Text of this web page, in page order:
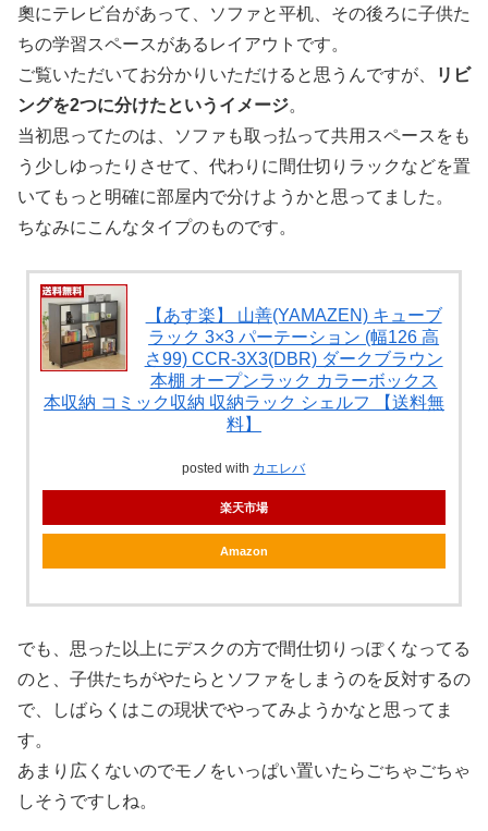
奧にテレビ台があって、ソファと平机、その後ろに子供た
ちの学習スペースがあるレイアウトです。
ご覧いただいてお分かりいただけると思うんですが、
リビ
ングを2つに分けたというイメージ。
当初思ってたのは、ソファも取っ払って共用スペースをも
う少しゆったりさせて、代わりに間仕切りラックなどを置
いてもっと明確に部屋内で分けようかと思ってました。
ちなみにこんなタイプのものです。
【あす楽】 山善(YAMAZEN) キューブ
ラック 3×3 パーテーション (幅126 高
さ99) CCR-3X3(DBR) ダークブラウン
本棚 オープンラック カラーボックス
本収納 コミック収納 収納ラック シェルフ 【送料無
料】
posted with カエレバ
楽天市場
Amazon
でも、思った以上にデスクの方で間仕切りっぽくなってる
のと、子供たちがやたらとソファをしまうのを反対するの
で、しばらくはこの現状でやってみようかなと思ってま
す。
あまり広くないのでモノをいっぱい置いたらごちゃごちゃ
しそうですしね。